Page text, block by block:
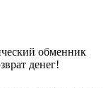
обменник
денег!